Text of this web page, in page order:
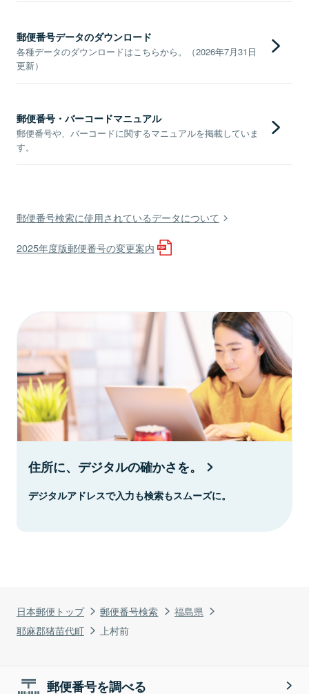
日本郵便トップ 郵便番号検索
福島県
耶麻郡猪苗代町
上村前
郵便番号データのダウンロード
各種データのダウンロードはこちらから。（2026年7月31日
更新）
郵便番号・バーコードマニュアル
郵便番号や、バーコードに関するマニュアルを掲載していま
す。
郵便番号検索に使用されているデータについて
2025年度版郵便番号の変更案内
住所に、デジタルの確かさを。
デジタルアドレスで入力も検索もスムーズに。
郵便番号を調べる